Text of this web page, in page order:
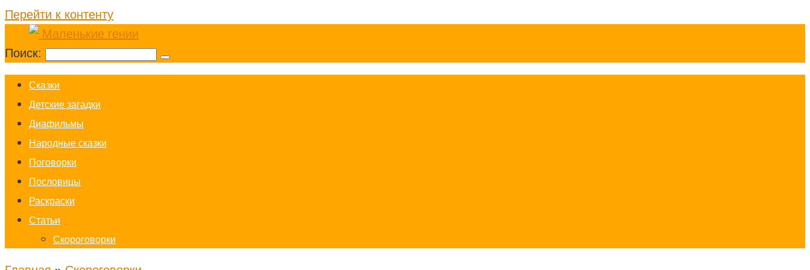
Перейти к контенту
Поиск:
Cказки
Детские загадки
Диафильмы
Народные сказки
Поговорки
Пословицы
Раскраски
Статьи
Скороговорки